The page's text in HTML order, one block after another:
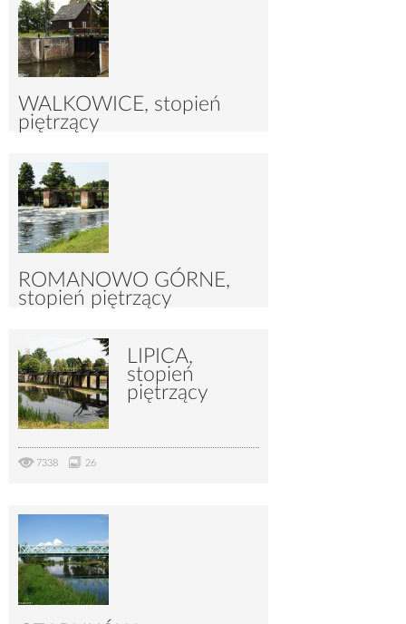
WALKOWICE, stopień
piętrzący
7020 30
ROMANOWO GÓRNE,
stopień piętrzący
4356 21
LIPICA,
stopień
piętrzący
7338 26